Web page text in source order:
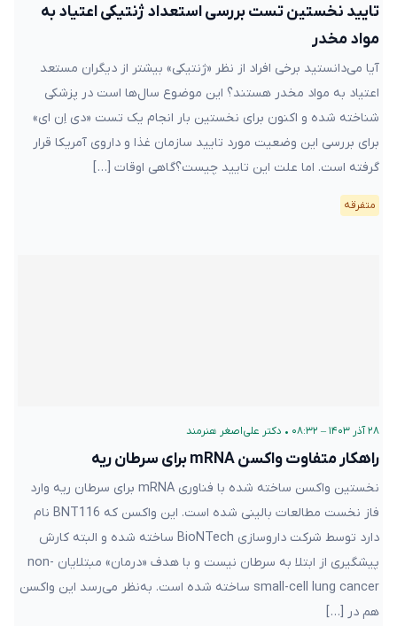
تایید نخستین تست بررسی استعداد ژنتیکی اعتیاد به
مواد مخدر
آیا می‌دانستید برخی افراد از نظر «ژنتیکی» بیشتر از دیگران مستعد
اعتیاد به مواد مخدر هستند؟ این موضوع سال‌ها است در پزشکی
شناخته شده و اکنون برای نخستین بار انجام یک تست «دی اِن ای»
برای بررسی این وضعیت مورد تایید سازمان غذا و داروی آمریکا قرار
گرفته است. اما علت این تایید چیست؟گاهی اوقات […]
متفرقه
۲۸ آذر ۱۴۰۳ – ۰۸:۳۲ • دکتر علی‌اصغر هنرمند
راهکار متفاوت واکسن mRNA برای سرطان ریه
نخستین واکسن ساخته‌ شده با فناوری mRNA برای سرطان ریه وارد
فاز نخست مطالعات بالینی شده است. این واکسن که BNT116 نام
دارد توسط شرکت داروسازی BioNTech ساخته شده و البته کارش
پیشگیری از ابتلا به سرطان نیست و با هدف «درمان» مبتلایان non-
small-cell lung cancer ساخته شده است. به‌نظر می‌رسد این واکسن
هم در […]